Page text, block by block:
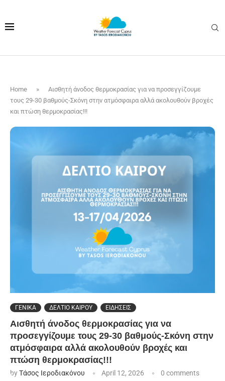
Home »
Αισθητή άνοδος θερμοκρασίας για να προσεγγίζουμε
τους 29-30 βαθμούς-Σκόνη στην ατμόσφαιρα αλλά ακολουθούν βροχές
και πτώση θερμοκρασίας!!!
ΓΕΝΙΚΑ ΔΕΛΤΙΟ ΚΑΙΡΟΥ ΕΙΔΗΣΕΙΣ
Αισθητή άνοδος θερμοκρασίας για να
προσεγγίζουμε τους 29-30 βαθμούς-Σκόνη στην
ατμόσφαιρα αλλά ακολουθούν βροχές και
πτώση θερμοκρασίας!!!
byΤάσος Ιεροδιακόνου April 12, 2026 0 comments